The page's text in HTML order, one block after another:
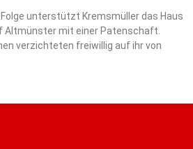
unterstützt Kremsmüller das Haus
Altmünster mit einer Patenschaft.
verzichteten freiwillig auf ihr von